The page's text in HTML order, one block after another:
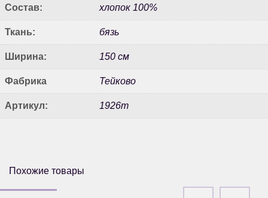
Состав: хлопок 100%
Ткань: бязь
Ширина: 150 см
Фабрика Тейково
Артикул: 1926т
Похожие товары